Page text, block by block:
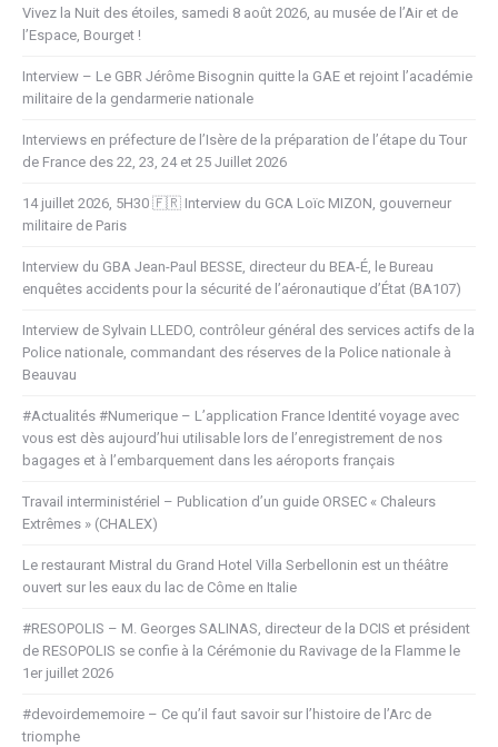
Vivez la Nuit des étoiles, samedi 8 août 2026, au musée de l’Air et de
l’Espace, Bourget !
Interview – Le GBR Jérôme Bisognin quitte la GAE et rejoint l’académie
militaire de la gendarmerie nationale
Interviews en préfecture de l’Isère de la préparation de l’étape du Tour
de France des 22, 23, 24 et 25 Juillet 2026
14 juillet 2026, 5H30 🇫🇷 Interview du GCA Loïc MIZON, gouverneur
militaire de Paris
Interview du GBA Jean-Paul BESSE, directeur du BEA-É, le Bureau
enquêtes accidents pour la sécurité de l’aéronautique d’État (BA107)
Interview de Sylvain LLEDO, contrôleur général des services actifs de la
Police nationale, commandant des réserves de la Police nationale à
Beauvau
#Actualités #Numerique – L’application France Identité voyage avec
vous est dès aujourd’hui utilisable lors de l’enregistrement de nos
bagages et à l’embarquement dans les aéroports français
Travail interministériel – Publication d’un guide ORSEC « Chaleurs
Extrêmes » (CHALEX)
Le restaurant Mistral du Grand Hotel Villa Serbellonin est un théâtre
ouvert sur les eaux du lac de Côme en Italie
#RESOPOLIS – M. Georges SALINAS, directeur de la DCIS et président
de RESOPOLIS se confie à la Cérémonie du Ravivage de la Flamme le
1er juillet 2026
#devoirdememoire – Ce qu’il faut savoir sur l’histoire de l’Arc de
triomphe